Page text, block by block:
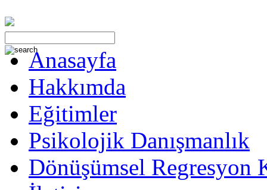
Anasayfa
Hakkımda
Eğitimler
Psikolojik Danışmanlık
Dönüşümsel Regresyon